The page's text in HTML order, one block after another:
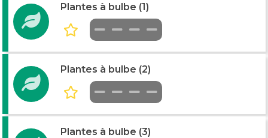
Plantes à bulbe (1)
Plantes à bulbe (2)
Plantes à bulbe (3)